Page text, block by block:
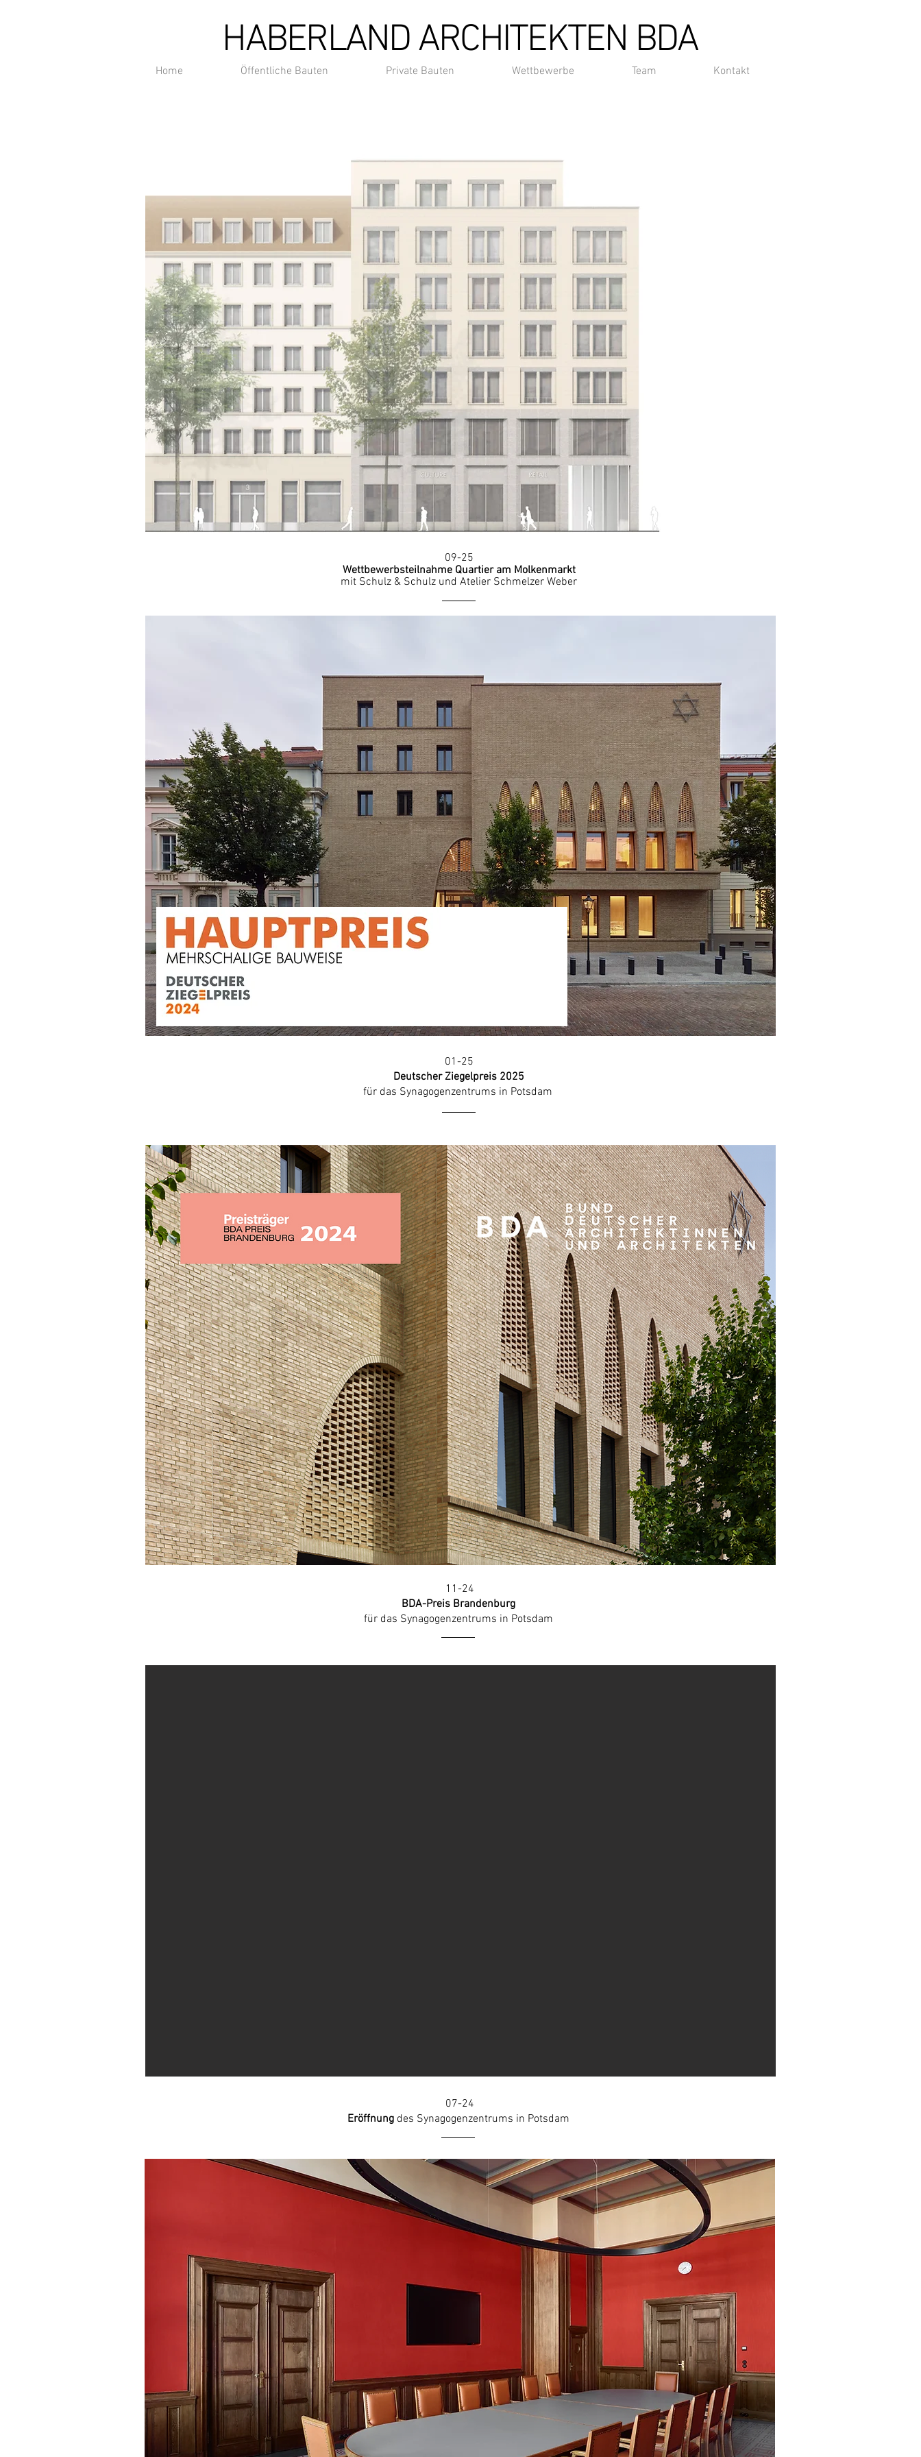
HABERLAND ARCHITEKTEN BDA
Home Öffentliche Bauten Private Bauten Wettbewerbe Team Kontakt
09-25
Wettbewerbsteilnahme Quartier am Molkenmarkt
​mit Schulz & Schulz und Atelier Schmelzer Weber
01-25
Deutscher Ziegelpreis 2025
für das Synagogenzentrums in Potsdam
11-24
BDA-Preis Brandenburg
für das Synagogenzentrums in Potsdam
07-24
Eröffnung des Synagogenzentrums in Potsdam